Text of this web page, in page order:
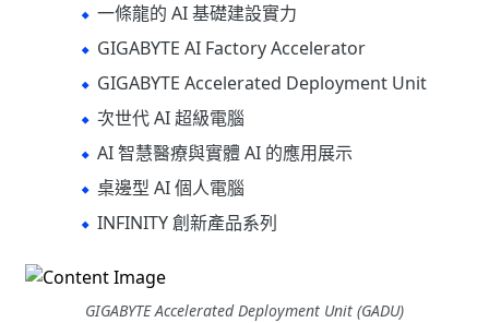
一條龍的 AI 基礎建設實力
GIGABYTE AI Factory Accelerator
GIGABYTE Accelerated Deployment Unit
次世代 AI 超級電腦
AI 智慧醫療與實體 AI 的應用展示
桌邊型 AI 個人電腦
INFINITY 創新產品系列
GIGABYTE Accelerated Deployment Unit (GADU)